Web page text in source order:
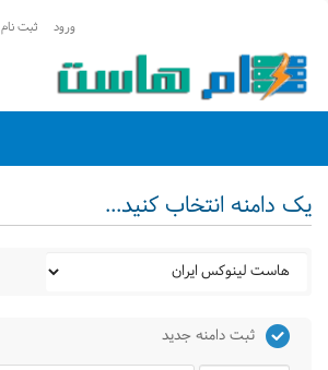
ورود ثبت نام
یک دامنه انتخاب کنید...
ثبت دامنه جدید